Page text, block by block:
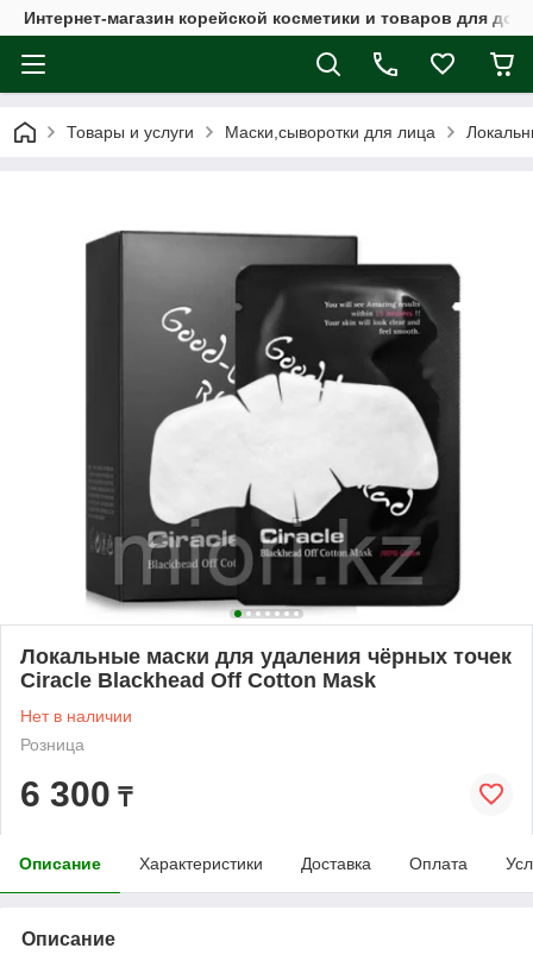
Интернет-магазин корейской косметики и товаров для
Товары и услуги Маски,сыворотки для лица
Локальные маски для удаления чёрных точек
Ciracle Blackhead Off Cotton Mask
Нет в наличии
Розница
6 300 ₸
Описание Характеристики Доставка Оплата
Описание